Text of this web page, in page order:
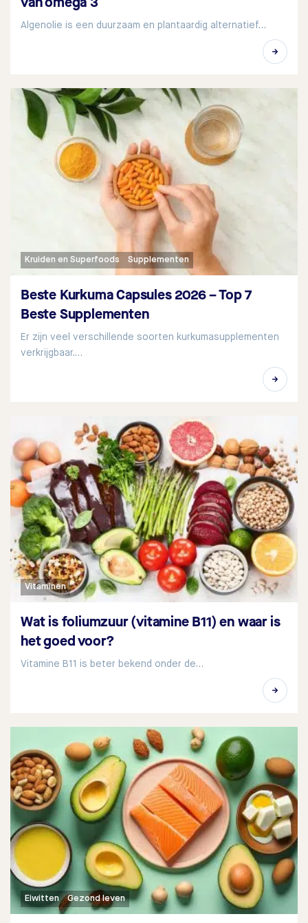
Algenolie is een duurzaam en plantaardig alternatief…
Kruiden en Superfoods Supplementen
Beste Kurkuma Capsules 2026 – Top 7
Beste Supplementen
Er zijn veel verschillende soorten kurkumasupplementen
verkrijgbaar.…
Vitaminen
Wat is foliumzuur (vitamine B11) en waar is
het goed voor?
Vitamine B11 is beter bekend onder de…
Eiwitten Gezond leven